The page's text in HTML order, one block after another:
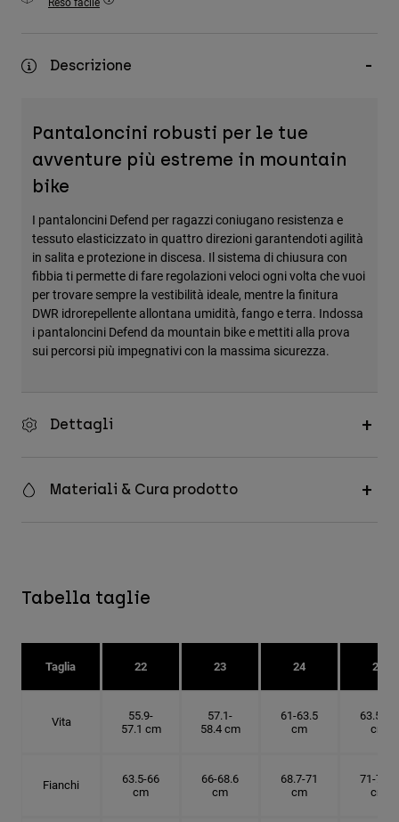
Accessori
Vedi tutto
Descrizione
Pantaloncini robusti per le tue
avventure più estreme in mountain
bike
I pantaloncini Defend per ragazzi coniugano resistenza e
tessuto elasticizzato in quattro direzioni garantendoti agilità
in salita e protezione in discesa. Il sistema di chiusura con
fibbia ti permette di fare regolazioni veloci ogni volta che vuoi
per trovare sempre la vestibilità ideale, mentre la finitura
DWR idrorepellente allontana umidità, fango e terra. Indossa
i pantaloncini Defend da mountain bike e mettiti alla prova
sui percorsi più impegnativi con la massima sicurezza.
Dettagli
Materiali & Cura prodotto
Tabella taglie
Taglia 22 23 24 25
Vita
55.9-
57.1 cm
57.1-
58.4 cm
61-63.5
cm
63.5-66
cm
Fianchi
63.5-66
cm
66-68.6
cm
68.7-71
cm
71-73.6
cm